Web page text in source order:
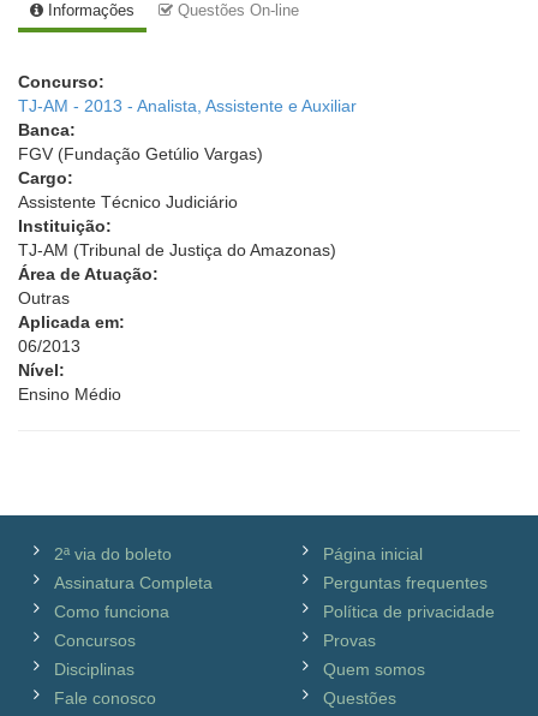
Informações Questões On-line
Concurso:
TJ-AM - 2013 - Analista, Assistente e Auxiliar
Banca:
FGV (Fundação Getúlio Vargas)
Cargo:
Assistente Técnico Judiciário
Instituição:
TJ-AM (Tribunal de Justiça do Amazonas)
Área de Atuação:
Outras
Aplicada em:
06/2013
Nível:
Ensino Médio
2ª via do boleto
Assinatura Completa
Como funciona
Concursos
Disciplinas
Fale conosco
Página inicial
Perguntas frequentes
Política de privacidade
Provas
Quem somos
Questões